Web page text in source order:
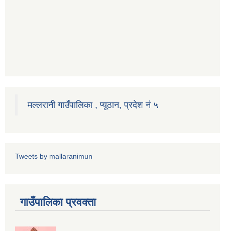
मल्लरानी गाउँपालिका , प्यूठान, प्रदेश नं ५
Tweets by mallaranimun
गाउँपालिका प्रवक्ता